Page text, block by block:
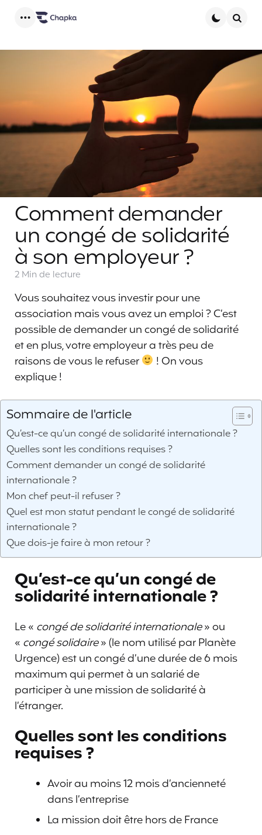
Comment demander
un congé de solidarité
à son employeur ?
2 Min de lecture
Vous souhaitez vous investir pour une
association mais vous avez un emploi ? C’est
possible de demander un congé de solidarité
et en plus, votre employeur a très peu de
raisons de vous le refuser
! On vous
explique !
Sommaire de l'article
Qu’est-ce qu’un congé de solidarité internationale ?
Quelles sont les conditions requises ?
Comment demander un congé de solidarité
internationale ?
Mon chef peut-il refuser ?
Quel est mon statut pendant le congé de solidarité
internationale ?
Que dois-je faire à mon retour ?
Qu’est-ce qu’un congé de
solidarité internationale ?
Le « congé de solidarité internationale» ou
« congé solidaire» (le nom utilisé par Planète
Urgence) est un congé d’une durée de 6 mois
maximum qui permet à un salarié de
participer à une mission de solidarité à
l’étranger.
Quelles sont les conditions
requises ?
Avoir au moins 12 mois d’ancienneté
dans l’entreprise
La mission doit être hors de France